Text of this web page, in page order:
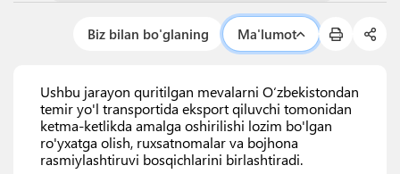
Biz bilan bo'glaning Ma'lumot
Ushbu jarayon quritilgan mevalarni O‘zbekistondan
temir yo'l transportida eksport qiluvchi tomonidan
ketma-ketlikda amalga oshirilishi lozim bo'lgan
ro'yxatga olish, ruxsatnomalar va bojhona
rasmiylashtiruvi bosqichlarini birlashtiradi.